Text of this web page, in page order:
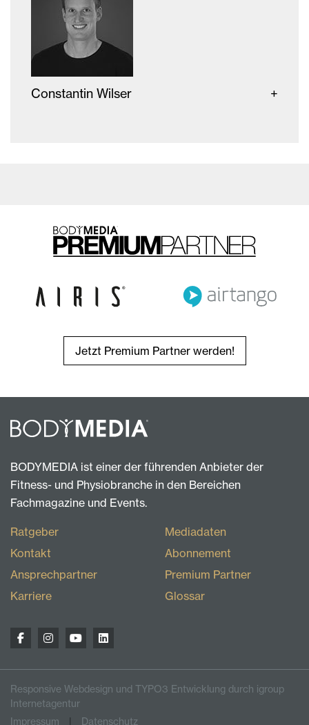
Constantin Wilser
Jetzt Premium Partner werden!
BODYMEDIA ist einer der führenden Anbieter der
Fitness- und Physiobranche in den Bereichen
Fachmagazine und Events.
Ratgeber
Kontakt
Ansprechpartner
Karriere
Mediadaten
Abonnement
Premium Partner
Glossar
Responsive Webdesign und TYPO3 Entwicklung durch igroup
Internetagentur
Impressum
Datenschutz